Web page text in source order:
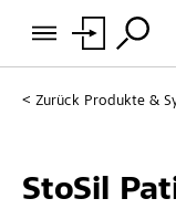
Zurück Produkte &
StoSil